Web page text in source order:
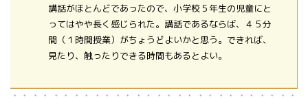
講話がほとんどであったので、小学校５年生の児童にと
ってはやや長く感じられた。講話であるならば、４５分
間（１時間授業）がちょうどよいかと思う。できれば、
見たり、触ったりできる時間もあるとよい。